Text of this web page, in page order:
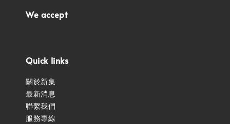
We accept
Quick links
關於新集
最新消息
聯繫我們
服務專線